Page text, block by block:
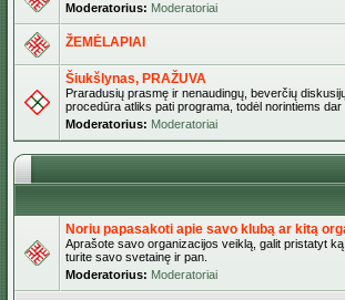
Moderatorius: Moderatoriai
ŽEMĖLAPIAI
Šiukšlynas, PRAŽUVA
Praradusių prasmę ir nenaudingų, beverčių
procedūra atliks pati programa, todėl norintiems
Moderatorius: Moderatoriai
Noriu papasakoti apie savo klubą ar kitą
Aprašote savo organizacijos veiklą, galit pristatyt
turite savo svetainę ir pan.
Moderatorius: Moderatoriai